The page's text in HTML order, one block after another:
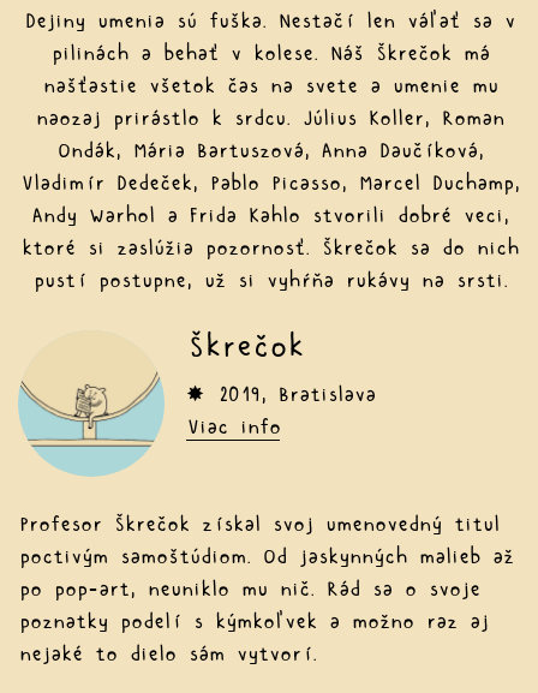
Dejiny umenia sú fuška. Nestačí len váľať sa v
pilinách a behať v kolese. Náš Škrečok má
našťastie všetok čas na svete a umenie mu
naozaj prirástlo k srdcu. Július Koller, Roman
Ondák, Mária Bartuszová, Anna Daučíková,
Vladimír Dedeček, Pablo Picasso, Marcel Duchamp,
Andy Warhol a Frida Kahlo stvorili dobré veci,
ktoré si zaslúžia pozornosť. Škrečok sa do nich
pustí postupne, už si vyhŕňa rukávy na srsti.
Škrečok
✸ 2019, Bratislava
Viac info
Profesor Škrečok získal svoj umenovedný titul
poctivým samoštúdiom. Od jaskynných malieb až
po pop-art, neuniklo mu nič. Rád sa o svoje
poznatky podelí s kýmkoľvek a možno raz aj
nejaké to dielo sám vytvorí.